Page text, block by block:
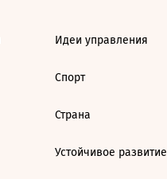
Идеи управления
Спорт
Страна
Устойчивое развитие